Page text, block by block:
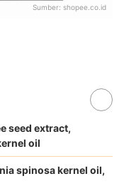
Sumber: shopee.co.id
seed extract,
oil
spinosa kernel oil,